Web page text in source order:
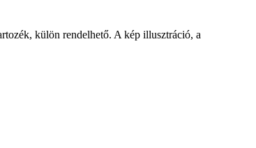
külön rendelhető. A kép illusztráció, a